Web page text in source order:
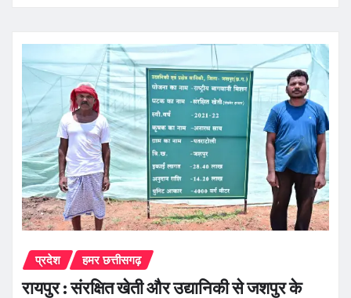
प्रदेश हमर छत्तीसगढ़
रायपुर : संरक्षित खेती और उद्यानिकी से जशपुर के